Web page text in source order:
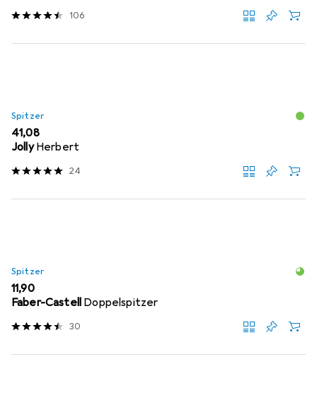
106
Spitzer
EUR
41,08
Jolly Herbert
24
Spitzer
EUR
11,90
Faber-Castell Doppelspitzer
30